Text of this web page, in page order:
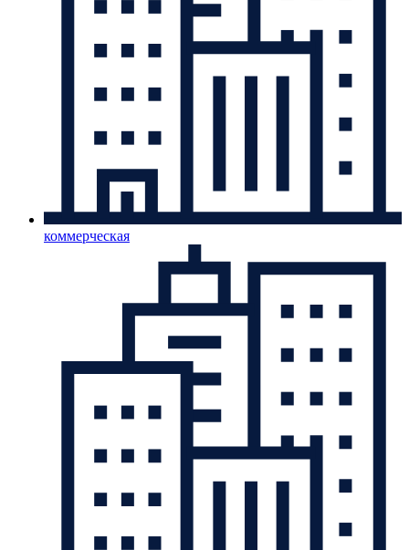
коммерческая